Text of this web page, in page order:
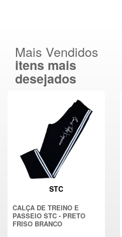
Mais Vendidos
itens mais
desejados
STC
CALÇA DE TREINO E
PASSEIO STC - PRETO
FRISO BRANCO